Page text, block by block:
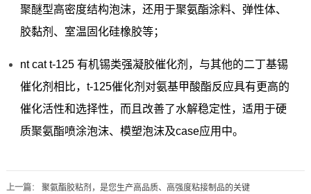
聚醚型高密度结构泡沫，还用于聚氨酯涂料、弹性体、
胶黏剂、室温固化硅橡胶等；
nt cat t-125 有机锡类强凝胶催化剂，与其他的二丁基锡
催化剂相比，t-125催化剂对氨基甲酸酯反应具有更高的
催化活性和选择性，而且改善了水解稳定性，适用于硬
质聚氨酯喷涂泡沫、模塑泡沫及case应用中。
上一篇： 聚氨酯胶粘剂，是您生产高品质、高强度粘接制品的关键